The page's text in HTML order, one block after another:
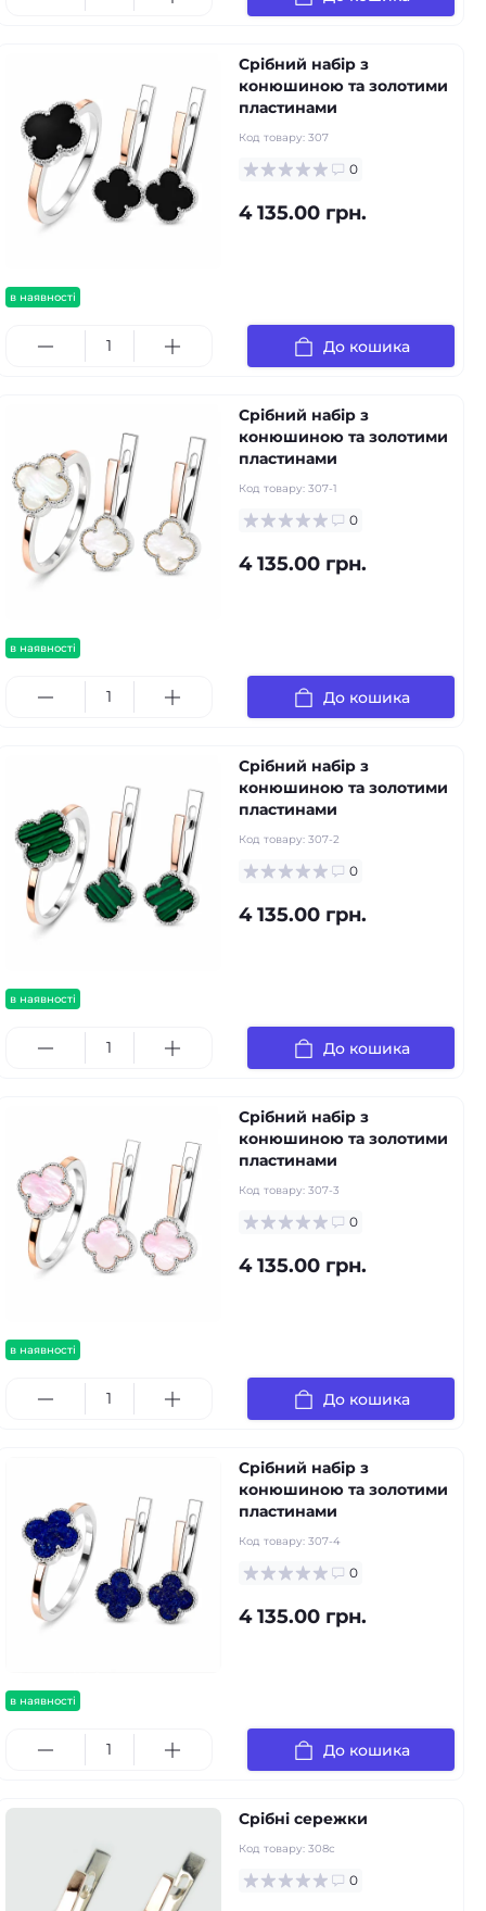
в наявності
Срібний набір з
конюшиною та золотими
пластинами
Код товару: 307
0
4 135.00 грн.
До кошика
в наявності
Срібний набір з
конюшиною та золотими
пластинами
Код товару: 307-1
0
4 135.00 грн.
До кошика
в наявності
Срібний набір з
конюшиною та золотими
пластинами
Код товару: 307-2
0
4 135.00 грн.
До кошика
в наявності
Срібний набір з
конюшиною та золотими
пластинами
Код товару: 307-3
0
4 135.00 грн.
До кошика
в наявності
Срібний набір з
конюшиною та золотими
пластинами
Код товару: 307-4
0
4 135.00 грн.
До кошика
Срібні сережки
Код товару: 308с
0